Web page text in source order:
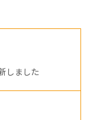
しました